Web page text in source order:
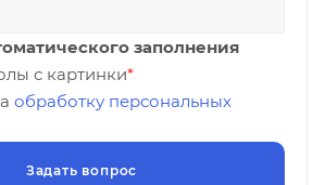
заполнения
с картинки*
обработку персональных